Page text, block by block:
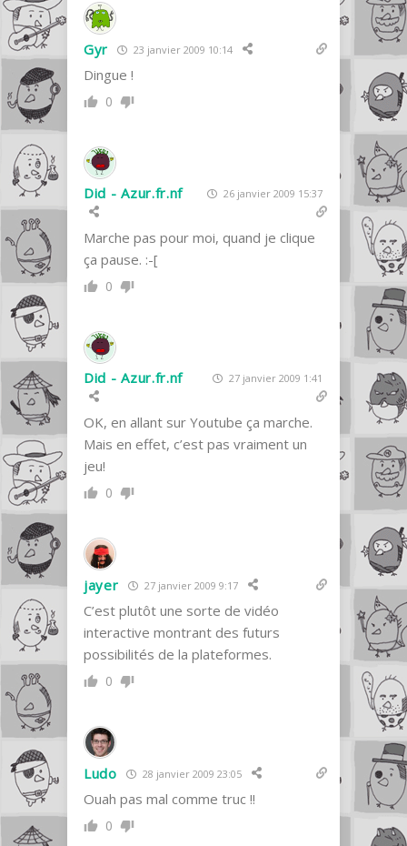
Gyr 23 janvier 2009 10:14
Dingue !
0
Did - Azur.fr.nf 26 janvier 2009 15:37
Marche pas pour moi, quand je clique
ça pause. :-[
0
Did - Azur.fr.nf 27 janvier 2009 1:41
OK, en allant sur Youtube ça marche.
Mais en effet, c’est pas vraiment un
jeu!
0
jayer 27 janvier 2009 9:17
C’est plutôt une sorte de vidéo
interactive montrant des futurs
possibilités de la plateformes.
0
Ludo 28 janvier 2009 23:05
Ouah pas mal comme truc !!
0